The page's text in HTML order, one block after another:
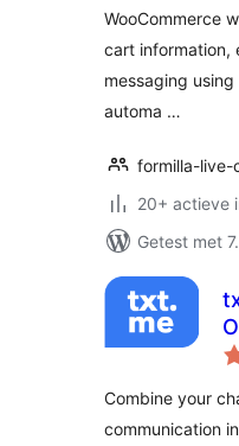
WooCommerce
cart information,
messaging
automa …
formilla-live-
20+ actieve
Getest met
Combine your
communication